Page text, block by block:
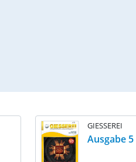
GIESSEREI
Ausgabe 5